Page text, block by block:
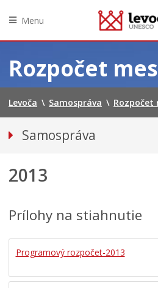
obsah
Menu
Rozpočet
Levoča \ Samospráva \ Rozpočet
Samospráva
Hlavný kontrolór mesta
Mestské zastupiteľstvo
VOĽBY
2013
Prílohy na stiahnutie
Programový rozpočet-2013